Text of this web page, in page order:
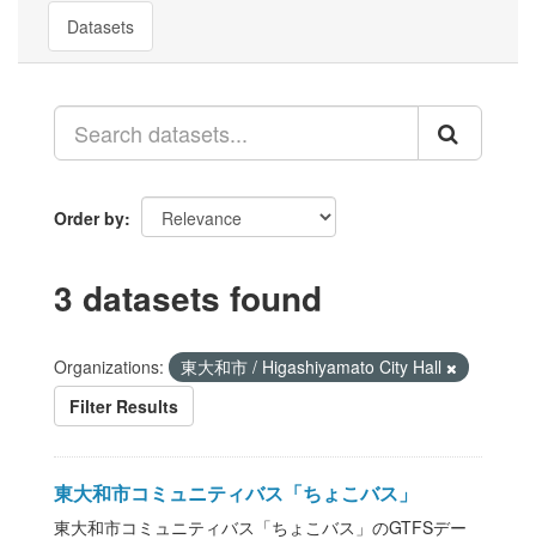
Datasets
Order by
3 datasets found
Organizations:
東大和市 / Higashiyamato City Hall
Filter Results
東大和市コミュニティバス「ちょこバス」
東大和市コミュニティバス「ちょこバス」のGTFSデー